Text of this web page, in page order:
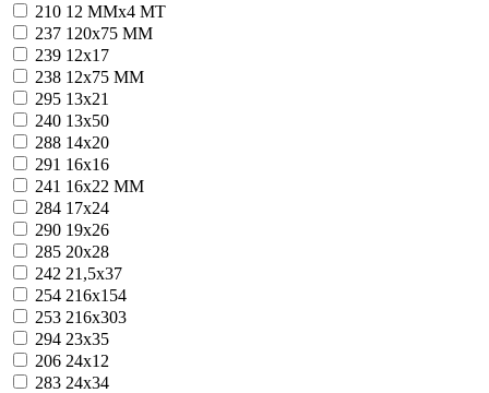
210 12 MMx4 MT
237 120x75 MM
239 12x17
238 12x75 MM
295 13x21
240 13x50
288 14x20
291 16x16
241 16x22 MM
284 17x24
290 19x26
285 20x28
242 21,5x37
254 216x154
253 216x303
294 23x35
206 24x12
283 24x34